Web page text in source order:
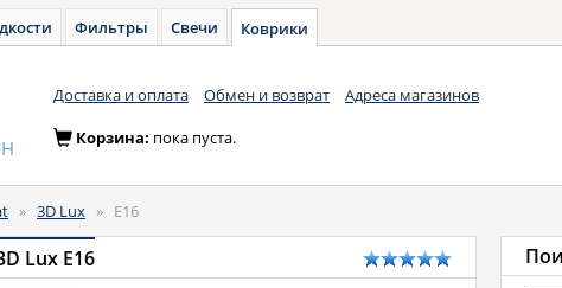
Фильтры Свечи Коврики
Доставка и оплата Обмен и возврат Адреса магазинов
Корзина: пока пуста.
» 3D Lux » E16
Lux E16